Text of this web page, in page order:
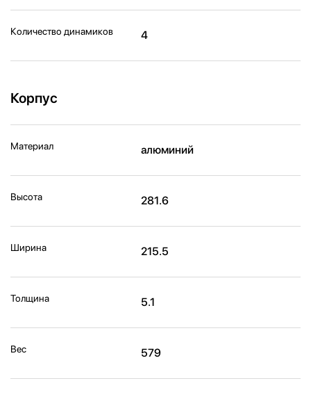
Количество динамиков 4
Корпус
Материал алюминий
Высота 281.6
Ширина 215.5
Толщина 5.1
Вес 579